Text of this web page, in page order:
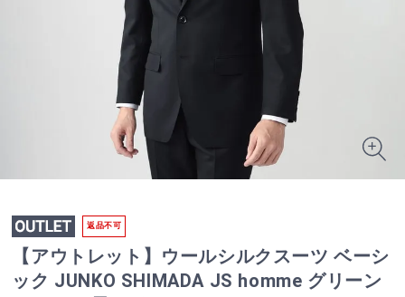
返品不可
【アウトレット】ウールシルクスーツ ベーシ
ック JUNKO SHIMADA JS homme グリーン